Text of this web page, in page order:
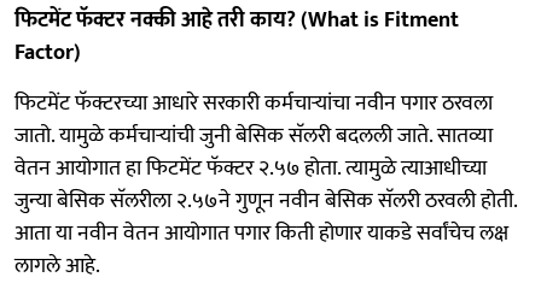
फिटमेंट फॅक्टर नक्की आहे तरी काय? (What is Fitment
Factor)
फिटमेंट फॅक्टरच्या आधारे सरकारी कर्मचाऱ्यांचा नवीन पगार ठरवला
जातो. यामुळे कर्मचाऱ्यांची जुनी बेसिक सॅलरी बदलली जाते. सातव्या
वेतन आयोगात हा फिटमेंट फॅक्टर २.५७ होता. त्यामुळे त्याआधीच्या
जुन्या बेसिक सॅलरीला २.५७ने गुणून नवीन बेसिक सॅलरी ठरवली होती.
आता या नवीन वेतन आयोगात पगार किती होणार याकडे सर्वांचेच लक्ष
लागले आहे.